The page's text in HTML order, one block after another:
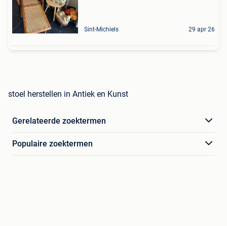
Sint-Michiels 29 apr 26
stoel herstellen in Antiek en Kunst
Gerelateerde zoektermen
Populaire zoektermen